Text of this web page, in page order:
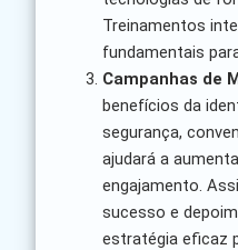
Treinamentos
fundamentais
Campanhas de
benefícios da
segurança,
ajudará a
engajamento.
sucesso e
estratégia eficaz